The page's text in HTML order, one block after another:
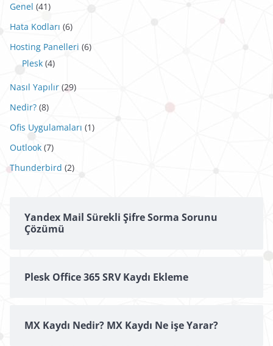
Genel (41)
Hata Kodları (6)
Hosting Panelleri (6)
Plesk (4)
Nasıl Yapılır (29)
Nedir? (8)
Ofis Uygulamaları (1)
Outlook (7)
Thunderbird (2)
Yandex Mail Sürekli Şifre Sorma Sorunu
Çözümü
Plesk Office 365 SRV Kaydı Ekleme
MX Kaydı Nedir? MX Kaydı Ne işe Yarar?